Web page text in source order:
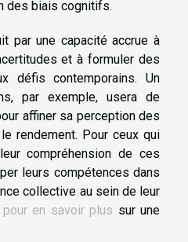
des biais cognitifs.
par une capacité accrue à
et à formuler des
défis contemporains. Un
par exemple, usera de
affiner sa perception des
rendement. Pour ceux qui
compréhension de ces
leurs compétences dans
collective au sein de leur
en savoir plus sur une